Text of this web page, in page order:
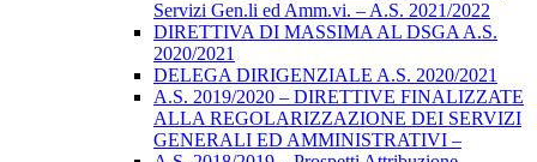
Servizi Gen.li ed Amm.vi. – A.S. 2021/2022
DIRETTIVA DI MASSIMA AL DSGA A.S.
2020/2021
DELEGA DIRIGENZIALE A.S. 2020/2021
A.S. 2019/2020 – DIRETTIVE FINALIZZATE
ALLA REGOLARIZZAZIONE DEI SERVIZI
GENERALI ED AMMINISTRATIVI –